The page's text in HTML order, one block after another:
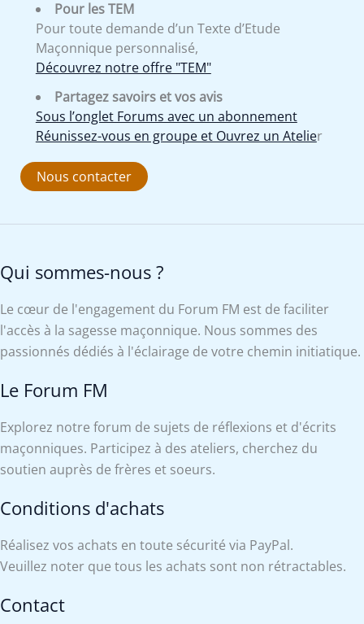
Pour les TEM
Pour toute demande d’un Texte d’Etude
Maçonnique personnalisé,
Découvrez notre offre "TEM"
Partagez savoirs et vos avis
Sous l’onglet Forums avec un abonnement
Réunissez-vous en groupe et Ouvrez un Atelier
Nous contacter
Qui sommes-nous ?
Le cœur de l'engagement du Forum FM est de faciliter
l'accès à la sagesse maçonnique. Nous sommes des
passionnés dédiés à l'éclairage de votre chemin initiatique.
Le Forum FM
Explorez notre forum de sujets de réflexions et d'écrits
maçonniques. Participez à des ateliers, cherchez du
soutien auprès de frères et soeurs.
Conditions d'achats
Réalisez vos achats en toute sécurité via PayPal.
Veuillez noter que tous les achats sont non rétractables.
Contact